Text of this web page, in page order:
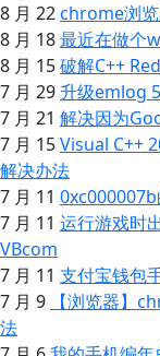
8 月 22chrome浏
8 月 18最近在做个
8 月 15破解C++
7 月 29 升级emlog
7 月 21 解决因为
7 月 15Visual C++
解决办法
7 月 11 0xc000007b
7 月 11 运行游戏时
VBcom
7 月 11 支付宝钱包
7 月 9
【浏览器】
法